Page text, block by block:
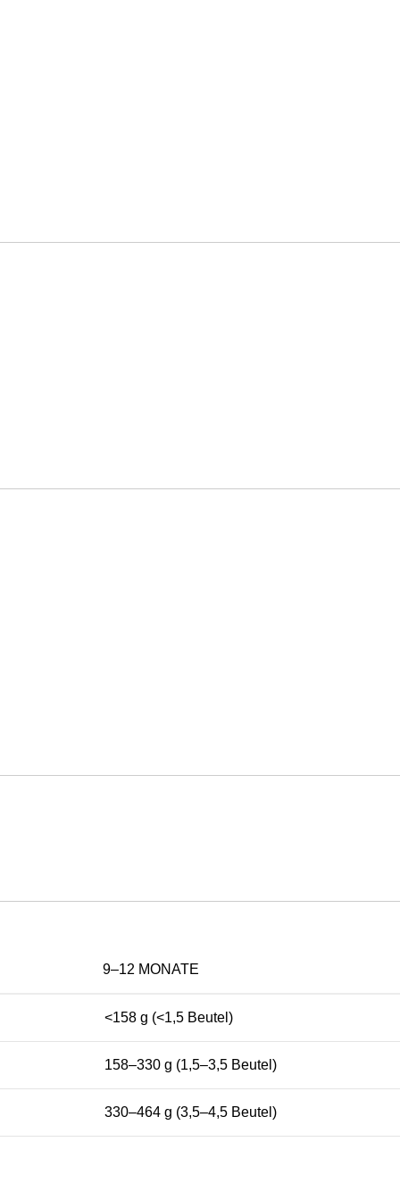
9–12 MONATE
<158 g (<1,5 Beutel)
158–330 g (1,5–3,5 Beutel)
330–464 g (3,5–4,5 Beutel)